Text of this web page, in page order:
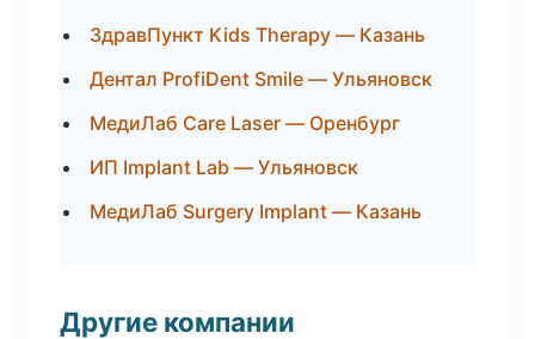
ЗдравПункт Kids Therapy — Казань
Дентал ProfiDent Smile — Ульяновск
МедиЛаб Care Laser — Оренбург
ИП Implant Lab — Ульяновск
МедиЛаб Surgery Implant — Казань
Другие компании